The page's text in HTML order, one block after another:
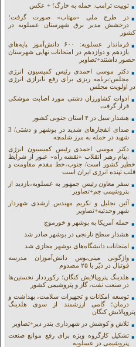
توییت ترامپ: حمله به خارگ! + عکس
در طرح ملی «مهتاب» صورت گرفت؛
درخشش مدیر برق شهرستان عسلویه در
کشور
فرماندار عسلویه: ۶۰۰ دانش‌آموز پایه‌های
یازدهم و دوازدهم در امتحانات نهایی شهرستان
حضور داشتند+تصاویر
دکتر موسی احمدی رئیس کمیسیون انرژی
مجلس:برنامه ریزی برای رفع ناترازی انرژی
در اولویت مجلس
ادوات کشاورزان دشتی مورد اصابت موشکی
قرار گرفت
هشدار سیل در ۴ استان جنوبی کشور
صدای انفجارهای شدید در بوشهر و دشتی/ 3
شهید در حمله به مرز شلمچه
دکتر موسی احمدی رئیس کمیسیون انرژی
:پیام رهبر انقلاب «نقشه راه» عبور از شرایط
خطیر کشور است/ جنوب،خط مقدم مقاومت و
قلب تپنده انرژی ایران است
سفر معاون رئیس جمهور به عسلویه،بازدید از
پتروشیمی جم+تصاویر
آئین تجلیل و تکریم مهندس ارشدی شهردار
شهر وحدتیه+تصاویر
حمله آمریکا به بوشهر و خورموج
هشدار سطح نارنجی در بوشهر صادر شد
امتحانات دانشگاه‌های بوشهر مجازی شد
واژگونی مینی‌بوس دانش‌آموزان مدرسه
فوتبال در دیّر با ۲۵ مصدوم
هلدینگ پتروپالایش کنگان؛ رکورددار نخستین‌ها
در صنعت نفت، گاز و پتروشیمی کشور
توسعه امکانات و تجهیزات سلامت، بهداشت و
درمان؛ گامی ارزشمند از سوی هلدینگ
پتروپالایش کنگان
تلاش و کوشش در شهرداری بندر دیر+تصاویر
تشکیل کارگروه ویژه برای رفع موانع صنعت
پتروشیمی در عسلویه